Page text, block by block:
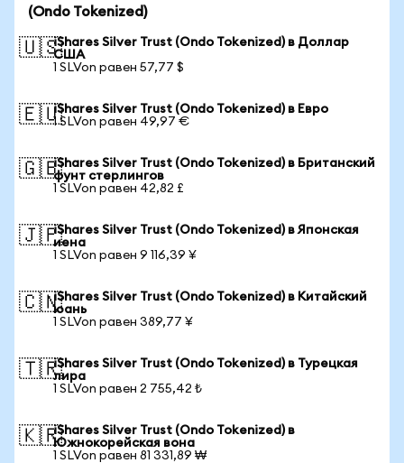
(Ondo Tokenized)
🇺🇸iShares Silver Trust (Ondo Tokenized) в Доллар
США
1 SLVon равен 57,77 $
🇪🇺iShares Silver Trust (Ondo Tokenized) в Евро
1 SLVon равен 49,97 €
🇬🇧iShares Silver Trust (Ondo Tokenized) в Британский
фунт стерлингов
1 SLVon равен 42,82 £
🇯🇵iShares Silver Trust (Ondo Tokenized) в Японская
иена
1 SLVon равен 9 116,39 ¥
🇨🇳iShares Silver Trust (Ondo Tokenized) в Китайский
юань
1 SLVon равен 389,77 ¥
🇹🇷iShares Silver Trust (Ondo Tokenized) в Турецкая
лира
1 SLVon равен 2 755,42 ₺
🇰🇷iShares Silver Trust (Ondo Tokenized) в
Южнокорейская вона
1 SLVon равен 81 331,89 ₩